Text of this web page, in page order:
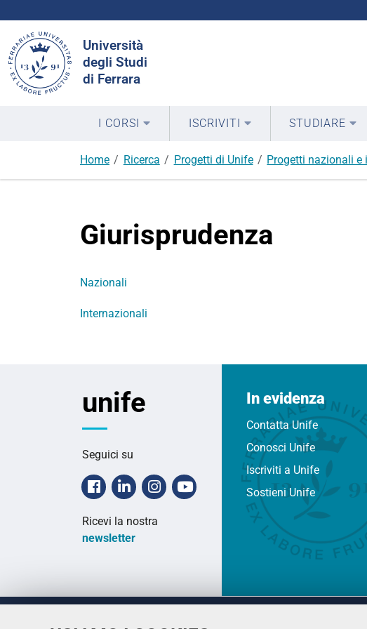
Università
degli Studi
di Ferrara
nel
sito
I CORSI ISCRIVITI STUDIARE
Home Ricerca Progetti di Unife Progetti nazionali e
Giurisprudenza
Nazionali
Internazionali
unife
Seguici su
Facebook
LinkedinInstagramYoutube
Ricevi la nostra
newsletter
In evidenza
Contatta Unife
Conosci Unife
Iscriviti a Unife
Sostieni Unife